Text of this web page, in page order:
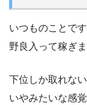
いつものことで
野良入って稼ぎ
下位しか取れな
いやみたいな感